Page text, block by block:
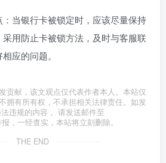
当银行卡被锁定时，应该尽量保持
用防止卡被锁方法，及时与客服联
应的问题。
贡献，该文观点仅代表作者本人。本站仅
拥有所有权，不承担相关法律责任。如发
违规的内容， 请发送邮件至
，一经查实，本站将立刻删除。
THE END